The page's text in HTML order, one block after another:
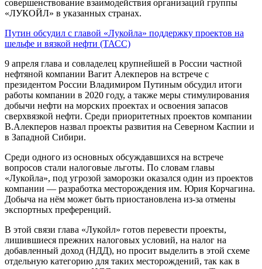
совершенствование взаимодействия организаций группы
«ЛУКОЙЛ» в указанных странах.
Путин обсудил с главой «Лукойла» поддержку проектов на
шельфе и вязкой нефти (ТАСС)
9 апреля глава и совладелец крупнейшей в России частной
нефтяной компании Вагит Алекперов на встрече с
президентом России Владимиром Путиным обсудил итоги
работы компании в 2020 году, а также меры стимулирования
добычи нефти на морских проектах и освоения запасов
сверхвязкой нефти. Среди приоритетных проектов компании
В.Алекперов назвал проекты развития на Северном Каспии и
в Западной Сибири.
Среди одного из основных обсуждавшихся на встрече
вопросов стали налоговые льготы. По словам главы
«Лукойла», под угрозой заморозки оказался один из проектов
компании — разработка месторождения им. Юрия Корчагина.
Добыча на нём может быть приостановлена из-за отмены
экспортных преференций.
В этой связи глава «Лукойл» готов перевести проекты,
лишившиеся прежних налоговых условий, на налог на
добавленный доход (НДД), но просит выделить в этой схеме
отдельную категорию для таких месторождений, так как в